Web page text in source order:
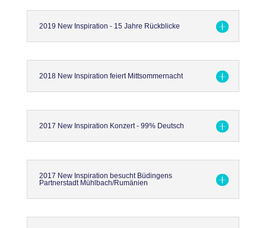
2019 New Inspiration - 15 Jahre Rückblicke
2018 New Inspiration feiert Mittsommernacht
2017 New Inspiration Konzert - 99% Deutsch
2017 New Inspiration besucht Büdingens
Partnerstadt Mühlbach/Rumänien